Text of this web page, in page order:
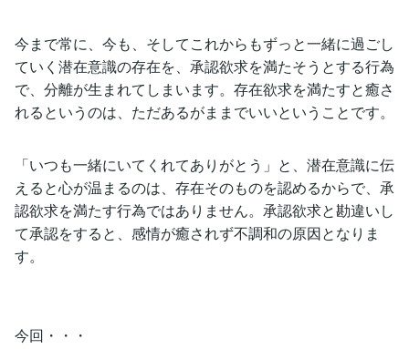
今まで常に、今も、そしてこれからもずっと一緒に過ごし
ていく潜在意識の存在を、承認欲求を満たそうとする行為
で、分離が生まれてしまいます。存在欲求を満たすと癒さ
れるというのは、ただあるがままでいいということです。
「いつも一緒にいてくれてありがとう」と、潜在意識に伝
えると心が温まるのは、存在そのものを認めるからで、承
認欲求を満たす行為ではありません。承認欲求と勘違いし
て承認をすると、感情が癒されず不調和の原因となりま
す。
今回・・・